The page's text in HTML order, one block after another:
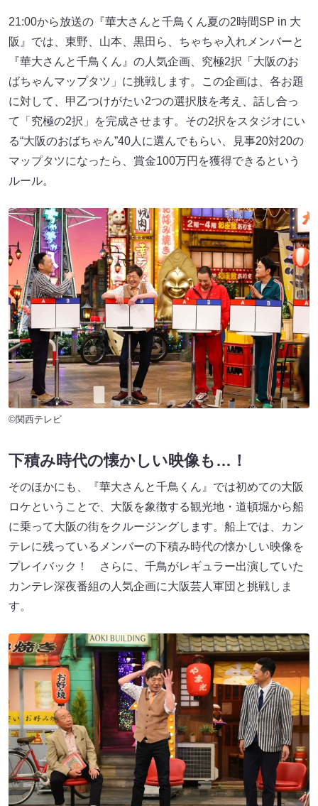
21:00から放送の『華大さんと千鳥くん夏の2時間SP in 大
阪』では、東野、山本、黒田ら、ちゃちゃ入れメンバーと
『華大さんと千鳥くん』の人気企画、究極2択「大阪のお
ばちゃんマップタツ」に挑戦します。この企画は、各お題
に対して、甲乙つけがたい2つの選択肢を考え、話し合っ
て「究極の2択」を完成させます。その2択をスタジオにい
る“大阪のおばちゃん”40人に選んでもらい、見事20対20の
マップタツになったら、賞金100万円を獲得できるという
ルール。
©関西テレビ
下積み時代の懐かしい映像も…！
そのほかにも、『華大さんと千鳥くん』では初めての大阪
ロケということで、大阪を象徴する観光地・道頓堀から船
に乗って大阪の街をクルージングします。船上では、カン
テレに残っているメンバーの下積み時代の懐かしい映像を
プレイバック！ さらに、千鳥がレギュラー出演していた
カンテレ深夜番組の人気企画に大阪芸人軍団と挑戦しま
す。